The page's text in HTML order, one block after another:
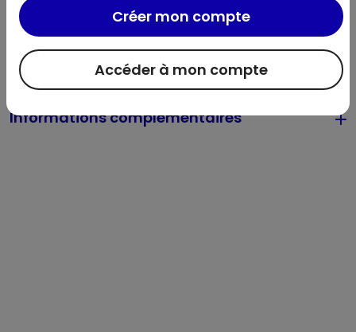
Utilisation et conservation
Valeurs nutritionnelles
Informations complémentaires
Accéder à mon compte
Créer mon compte